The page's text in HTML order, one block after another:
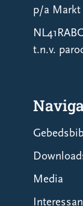
p/a Markt
t.n.v.
Media